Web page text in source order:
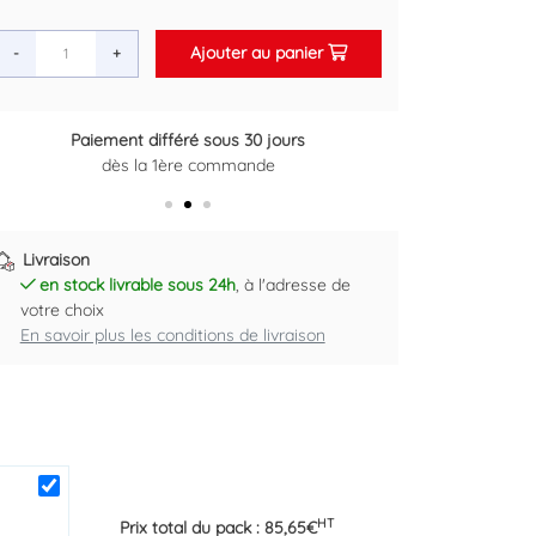
- + Ajouter au panier
Retour gratuit sous 14 jours
Plus d'informations ici
Livraison
en stock livrable sous 24h, à l'adresse de
votre choix
En savoir plus les conditions de livraison
Prix total du pack : 85,65€HT